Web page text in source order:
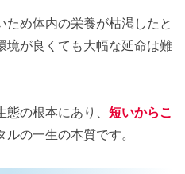
め体内の栄養が枯渇したと
境が良くても大幅な延命は難
の根本にあり、 短いからこ
ルの一生の本質です。